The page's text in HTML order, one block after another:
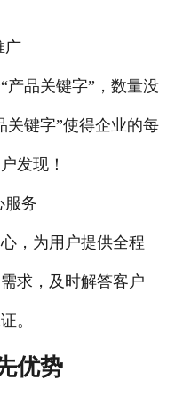
广
产品关键字”，数量没
关键字”使得企业的每
发现！
服务
，为用户提供全程
求，及时解答客户
。
优势